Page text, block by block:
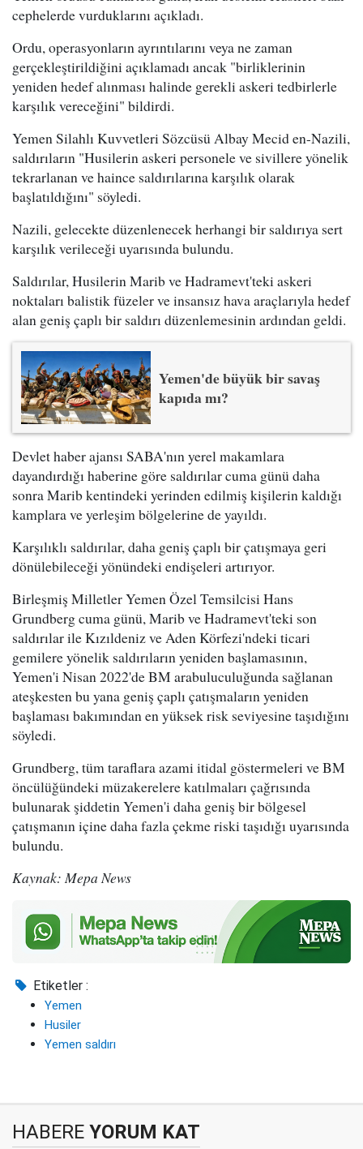
cephelerde vurduklarını açıkladı.
Ordu, operasyonların ayrıntılarını veya ne zaman
gerçekleştirildiğini açıklamadı ancak "birliklerinin
yeniden hedef alınması halinde gerekli askeri tedbirlerle
karşılık vereceğini" bildirdi.
Yemen Silahlı Kuvvetleri Sözcüsü Albay Mecid en-Nazili,
saldırıların "Husilerin askeri personele ve sivillere yönelik
tekrarlanan ve haince saldırılarına karşılık olarak
başlatıldığını" söyledi.
Nazili, gelecekte düzenlenecek herhangi bir saldırıya sert
karşılık verileceği uyarısında bulundu.
Saldırılar, Husilerin Marib ve Hadramevt'teki askeri
noktaları balistik füzeler ve insansız hava araçlarıyla hedef
alan geniş çaplı bir saldırı düzenlemesinin ardından geldi.
Yemen'de büyük bir savaş
kapıda mı?
Devlet haber ajansı SABA'nın yerel makamlara
dayandırdığı haberine göre saldırılar cuma günü daha
sonra Marib kentindeki yerinden edilmiş kişilerin kaldığı
kamplara ve yerleşim bölgelerine de yayıldı.
Karşılıklı saldırılar, daha geniş çaplı bir çatışmaya geri
dönülebileceği yönündeki endişeleri artırıyor.
Birleşmiş Milletler Yemen Özel Temsilcisi Hans
Grundberg cuma günü, Marib ve Hadramevt'teki son
saldırılar ile Kızıldeniz ve Aden Körfezi'ndeki ticari
gemilere yönelik saldırıların yeniden başlamasının,
Yemen'i Nisan 2022'de BM arabuluculuğunda sağlanan
ateşkesten bu yana geniş çaplı çatışmaların yeniden
başlaması bakımından en yüksek risk seviyesine taşıdığını
söyledi.
Grundberg, tüm taraflara azami itidal göstermeleri ve BM
öncülüğündeki müzakerelere katılmaları çağrısında
bulunarak şiddetin Yemen'i daha geniş bir bölgesel
çatışmanın içine daha fazla çekme riski taşıdığı uyarısında
bulundu.
Kaynak: Mepa News
Etiketler :
Yemen
Husiler
Yemen saldırı
HABERE YORUM KAT